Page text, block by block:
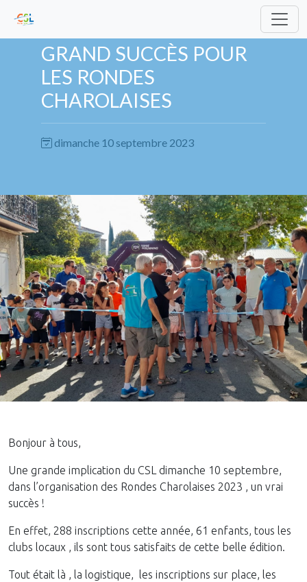
GRAND SUCCÈS POUR
LES RONDES
CHAROLAISES
dimanche 10 septembre 2023
Bonjour à tous,
Une grande implication du CSL dimanche 10 septembre,
dans l’organisation des Rondes Charolaises 2023 , un vrai
succès !
En effet, 288 inscriptions cette année, 61 enfants, tous les
clubs locaux , ils sont tous satisfaits de cette belle édition.
Tout était là , la logistique, les inscriptions sur place, les